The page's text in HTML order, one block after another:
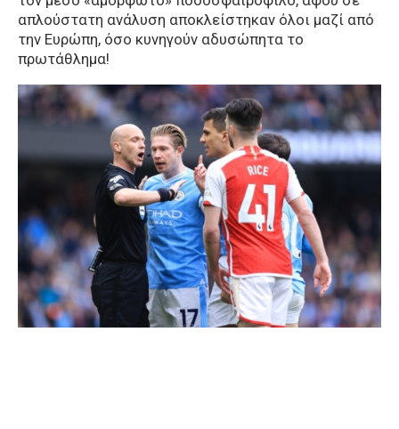
απλούστατη ανάλυση αποκλείστηκαν όλοι μαζί από
την Ευρώπη, όσο κυνηγούν αδυσώπητα το
πρωτάθλημα!